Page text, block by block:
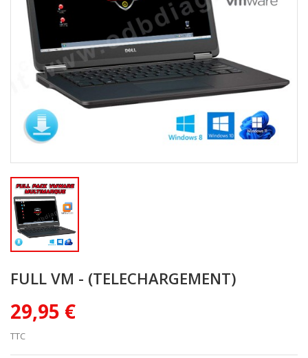
FULL VM - (TELECHARGEMENT)
29,95 €
TTC